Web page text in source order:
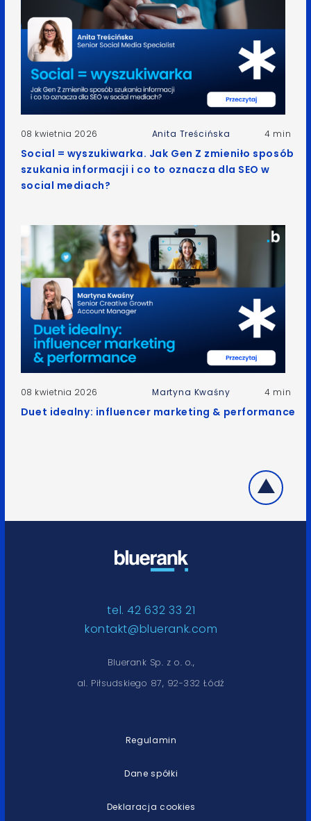
08 kwietnia 2026 Anita Treścińska 4 min
Social = wyszukiwarka. Jak Gen Z zmieniło sposób
szukania informacji i co to oznacza dla SEO w
social mediach?
08 kwietnia 2026 Martyna Kwaśny 4 min
Duet idealny: influencer marketing & performance
tel. 42 632 33 21
kontakt@bluerank.com
Bluerank Sp. z o. o.,
al. Piłsudskiego 87, 92-332 Łódź
Regulamin
Dane spółki
Deklaracja cookies